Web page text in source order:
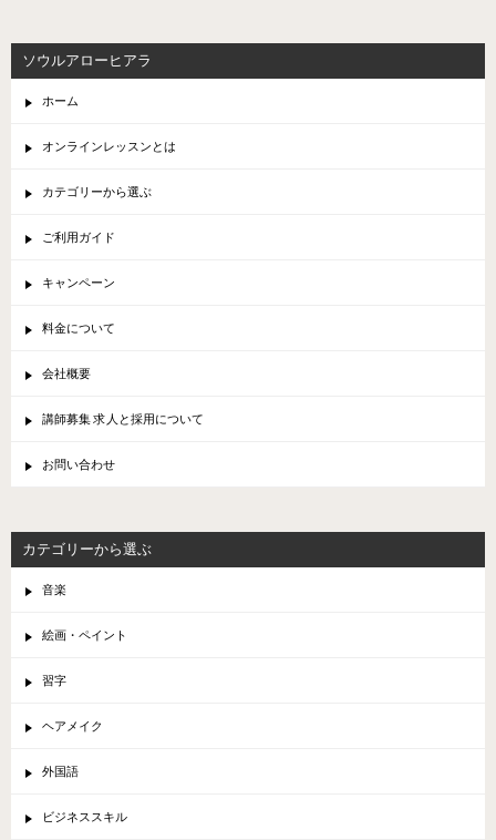
ソウルアローヒアラ
ホーム
オンラインレッスンとは
カテゴリーから選ぶ
ご利用ガイド
キャンペーン
料金について
会社概要
講師募集 求人と採用について
お問い合わせ
カテゴリーから選ぶ
音楽
絵画・ペイント
習字
ヘアメイク
外国語
ビジネススキル